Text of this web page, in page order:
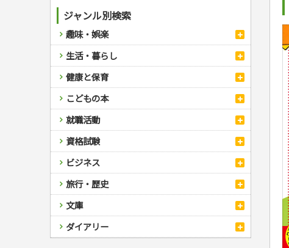
ジャンル別検索
趣味・娯楽
スポーツ
スポーツルール
野球
ゴルフ
トレーニング
ジュニアスポーツ
その他スポーツ
自然・アウトドア・ペット
アウトドア
犬・猫
ペット・飼育
園芸・野菜づくり
雑学
娯楽・ゲーム・占い
ナンプレ
囲碁・将棋・麻雀
ゲーム・マジック
家相・風水・占い
カルチャー・芸術・趣味
鉄道・車・自転車
音楽・楽器
趣味・鑑賞・カメラ
絵画・デッサン
俳句・詩・ことば
辞典・語学
辞典
語学・旅行会話
運転免許
原付・二輪
普通免許
その他免許
生活・暮らし
料理
料理・レシピ
おもてなし・ごちそう料理
各国料理
お弁当
健康メニュー・ダイエット
調理器具クッキング
お菓子・ケーキ・パン
飲み物・お酒
手芸・クラフト
編み物
ソーイング
クラフト
住まい・インテリア・暮らし
インテリア・ハウジング
収納・掃除・暮らし
美容・ファッション
ダイエット・エクササイズ
メイク・ネイル・ヘア
着物・着つけ
冠婚葬祭・手紙・ペン字
冠婚葬祭・スピーチ・マナー
手紙・ペン字
妊娠・出産・育児
妊娠・出産・育児
離乳食・幼児食・こどもレシピ
健康と保育
家庭医学・健康
ツボ・マッサージ
家庭医学・病気
健康知識
栄養事典
生活習慣病
看護・介護
看護一般
介護一般
保育・教育
パネルシアター
指導マニュアル
こどもの本
児童一般
おりがみ・あやとり
なぞなぞ・ゲーム
占い・心理ゲーム
のりもの・ずかん
読み物・絵本
音と光のでる絵本
学参・ドリル
夏休みドリル
総復習ドリル
学習・地図
自由研究・読書感想文
えんぴつちょう
就職活動
就職活動
就職試験
公務員試験
資格試験
検定試験・資格試験
英語検定・TOEIC
漢字検定・数学検定
簿記検定
ケアマネジャー
介護・社会福祉士
ビジネス
経営・経済・法律
マネー・株・資産
簿記・経理・税金・保険
その他ビジネス
自己啓発
ビジネス読み物
旅行・歴史
国内・海外旅行
国外旅行
国内旅行
散歩・グルメ
地理・歴史
地理・地図
歴史
文庫
文庫
成美文庫
ダイアリー